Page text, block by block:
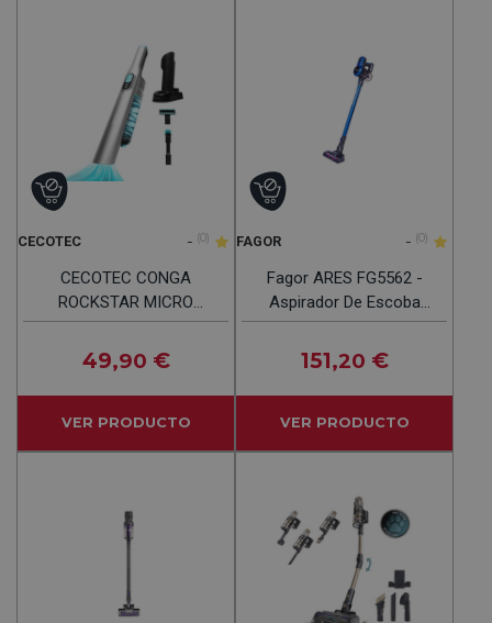
CECOTEC - (0)
CECOTEC CONGA
ROCKSTAR MICRO
ESSENTIAL Gris -
Aspiradora De Mano
13kPa
49,90 €
VER PRODUCTO
FAGOR - (0)
Fagor ARES FG5562 -
Aspirador De Escoba
100W
151,20 €
VER PRODUCTO